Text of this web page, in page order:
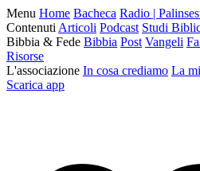
Menu Home Bacheca Radio |
Contenuti Articoli Podcast Studi
Bibbia & Fede Bibbia Post Vangeli
Risorse
L'associazione In cosa crediamo La
Scarica app